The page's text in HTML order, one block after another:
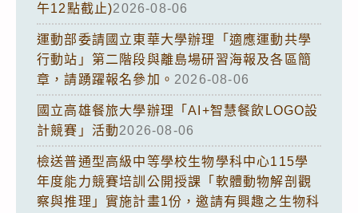
午12點截止)2026-08-06
運動部委請國立東華大學辦理「適應運動共學
行動站」第二階段與離島場研習海報及各區簡
章，請踴躍報名參加。 2026-08-06
國立高雄餐旅大學辦理「AI+智慧餐飲LOGO設
計競賽」活動2026-08-06
檢送普通型高級中等學校生物學科中心115學
年度能力競賽培訓公開授課「軟體動物解剖觀
察與推理」實施計畫1份，邀請有興趣之生物科